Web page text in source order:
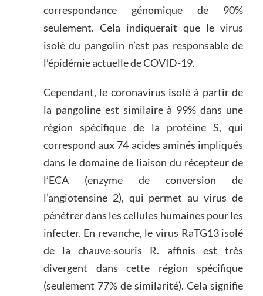
correspondance génomique de 90%
seulement. Cela indiquerait que le virus
isolé du pangolin n’est pas responsable de
l’épidémie actuelle de COVID-19.
Cependant, le coronavirus isolé à partir de
la pangoline est similaire à 99% dans une
région spécifique de la protéine S, qui
correspond aux 74 acides aminés impliqués
dans le domaine de liaison du récepteur de
l’ECA (enzyme de conversion de
l’angiotensine 2), qui permet au virus de
pénétrer dans les cellules humaines pour les
infecter. En revanche, le virus RaTG13 isolé
de la chauve-souris R. affinis est très
divergent dans cette région spécifique
(seulement 77% de similarité). Cela signifie